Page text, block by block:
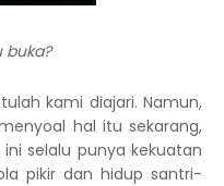
buka?
kami diajari. Namun,
hal itu sekarang,
selalu punya kekuatan
pikir dan hidup santri-